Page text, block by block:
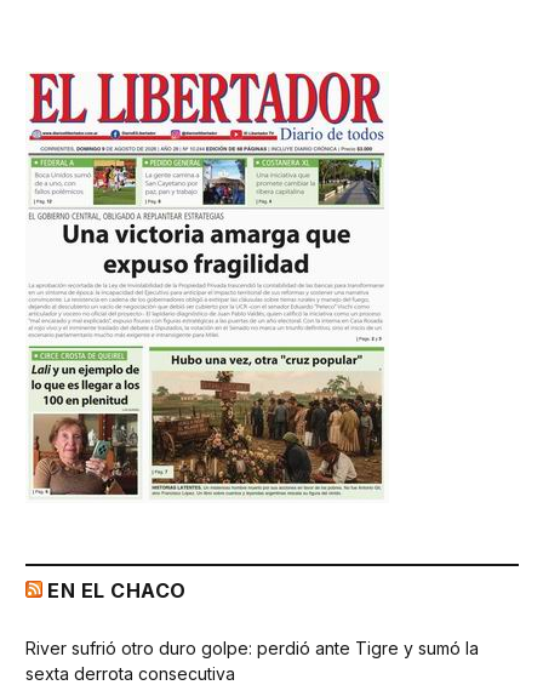
EN EL CHACO
River sufrió otro duro golpe: perdió ante Tigre y sumó la
sexta derrota consecutiva